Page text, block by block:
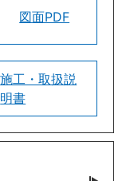
図面PDF
施工・取扱説
明書